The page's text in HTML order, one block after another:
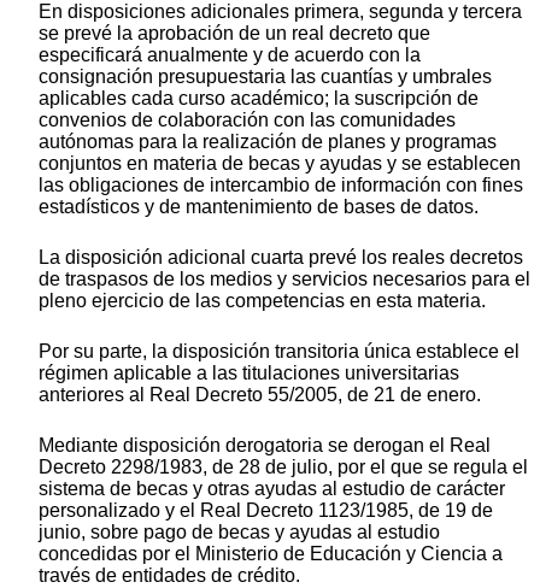
En disposiciones adicionales primera, segunda y tercera
se prevé la aprobación de un real decreto que
especificará anualmente y de acuerdo con la
consignación presupuestaria las cuantías y umbrales
aplicables cada curso académico; la suscripción de
convenios de colaboración con las comunidades
autónomas para la realización de planes y programas
conjuntos en materia de becas y ayudas y se establecen
las obligaciones de intercambio de información con fines
estadísticos y de mantenimiento de bases de datos.
La disposición adicional cuarta prevé los reales decretos
de traspasos de los medios y servicios necesarios para el
pleno ejercicio de las competencias en esta materia.
Por su parte, la disposición transitoria única establece el
régimen aplicable a las titulaciones universitarias
anteriores al Real Decreto 55/2005, de 21 de enero.
Mediante disposición derogatoria se derogan el Real
Decreto 2298/1983, de 28 de julio, por el que se regula el
sistema de becas y otras ayudas al estudio de carácter
personalizado y el Real Decreto 1123/1985, de 19 de
junio, sobre pago de becas y ayudas al estudio
concedidas por el Ministerio de Educación y Ciencia a
través de entidades de crédito.